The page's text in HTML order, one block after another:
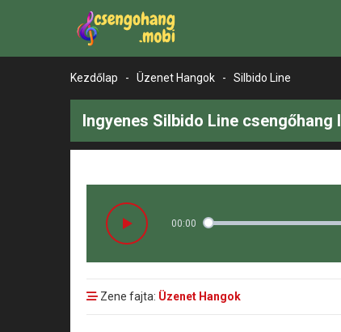
Kezdőlap - Üzenet Hangok - Silbido Line
Ingyenes Silbido Line csengőhang
00:00
Zene fajta: Üzenet Hangok